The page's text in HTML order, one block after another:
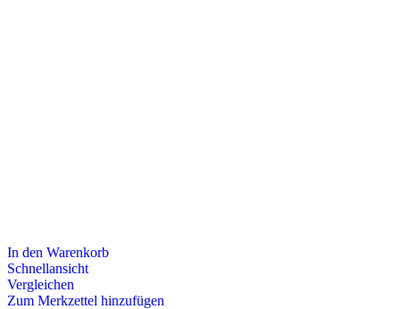
In den Warenkorb
Schnellansicht
Vergleichen
Zum Merkzettel hinzufügen